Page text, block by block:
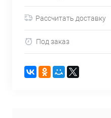
Рассчитать доставку
Под заказ